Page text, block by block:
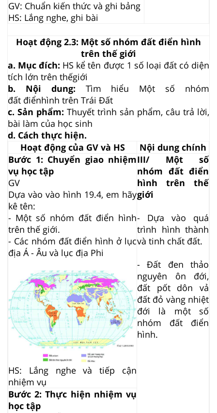
GV: Chuẩn kiến thức và ghi bảng
HS: Lắng nghe, ghi bài
Hoạt động 2.3: Một số nhóm đất điển hình
trên thế giới
a. Mục đích: HS kể tên được 1 số loại đất có diện
tích lớn trên thếgiới
b. Nội dung: Tìm hiểu Một số nhóm
đất điểnhình trên Trái Đất
c. Sản phẩm: Thuyết trình sản phẩm, câu trả lời,
bài làm của học sinh
d. Cách thực hiện.
Hoạt động của GV và HS
Nội dung chính
Bước 1: Chuyển giao nhiệm
vụ học tập
GV
Dựa vào vào hình 19.4, em hãy
kê tên:
- Một số nhóm đất điển hình
trên thế giới.
- Các nhóm đất điển hình ở lục
địa Á - Âu và lục địa Phi
HS: Lắng nghe và tiếp cận
nhiệm vụ
III/ Một số
nhóm đất điển
hình trên thế
giới
- Dựa vào quá
trình hình thành
và tinh chất đất.
- Đất đen thảo
nguyên ôn đới,
đất pốt dôn vả
đất đỏ vàng nhiệt
đới là một số
nhóm đất điển
hình.
Bước 2: Thực hiện nhiệm vụ
học tập